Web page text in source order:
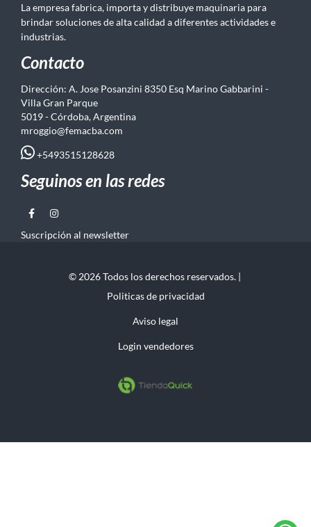
La empresa fabrica, importa y distribuye maquinaria para
brindar soluciones de alta calidad a diferentes actividades e
industrias.
Contacto
Dirección: A. Jose Posanzini 8350 Esq Marino Gabbarini -
Villa Gran Parque
5019 - Córdoba, Argentina
mroggio@femacba.com
+5493515128628
Seguinos en las redes
Suscripción al newsletter
© 2026 Todos los derechos reservados. |
Politicas de privacidad
Aviso legal
Login vendedores